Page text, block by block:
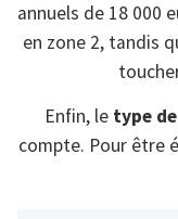
annuels de 18 000
en zone 2, tandis
Enfin, le type
compte. Pour être